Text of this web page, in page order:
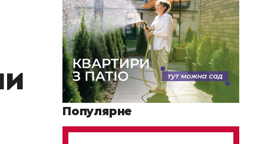
Популярне